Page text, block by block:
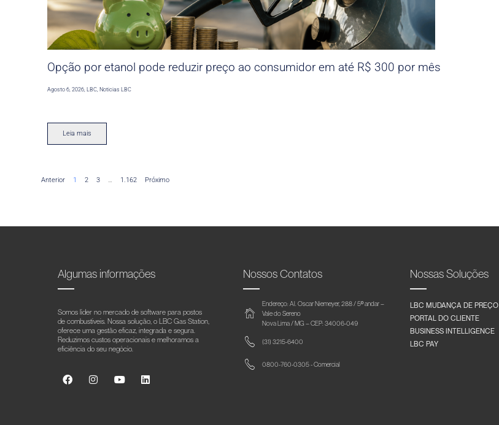
Opção por etanol pode reduzir preço ao consumidor em até R$ 300 por mês
Agosto 6, 2026 ,LBC Noticias LBC
Leia mais
Anterior 1 2 3 … 1.162 Próximo
Algumas informações
Somos líder no mercado de software para postos
de combustíveis. Nossa solução, o LBC Gas Station,
oferece uma gestão eficaz, integrada e segura.
Reduzimos custos operacionais e melhoramos a
eficiência do seu negócio.
Nossos Contatos
Endereço: Al. Oscar Niemeyer, 288 / 5º andar –
Vale do Sereno
Nova Lima / MG – CEP: 34006-049
(31) 3215-6400
0800-760-0305 - Comercial
Nossas Soluções
LBC MUDANÇA DE PREÇO
PORTAL DO CLIENTE
BUSINESS INTELLIGENCE
LBC PAY